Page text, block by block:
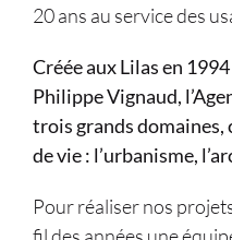
20 ans au service des
Créée aux Lilas en
Philippe Vignaud,
trois grands
de vie : l’urbanisme,
Pour réaliser nos